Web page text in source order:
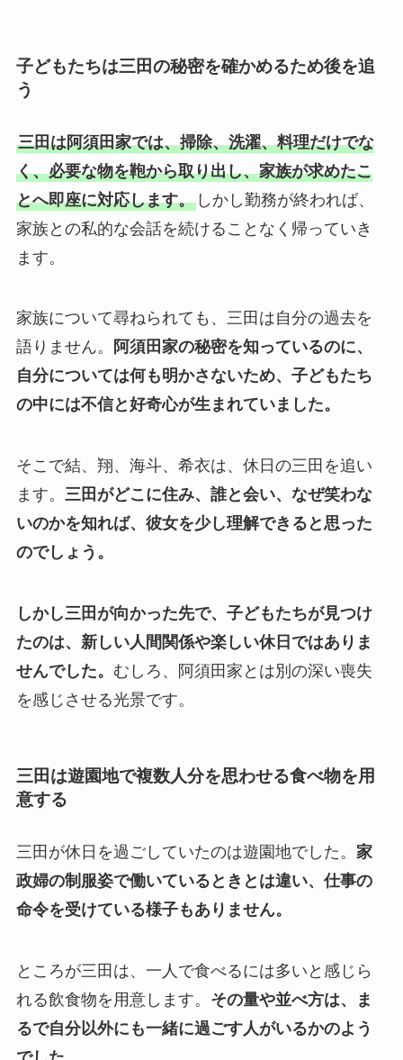
子どもたちは三田の秘密を確かめるため後を追
う
三田は阿須田家では、掃除、洗濯、料理だけでな
く、必要な物を鞄から取り出し、家族が求めたこ
とへ即座に対応します。しかし勤務が終われば、
家族との私的な会話を続けることなく帰っていき
ます。
家族について尋ねられても、三田は自分の過去を
語りません。
阿須田家の秘密を知っているのに、
自分については何も明かさないため、子どもたち
の中には不信と好奇心が生まれていました。
そこで結、翔、海斗、希衣は、休日の三田を追い
ます。 三田がどこに住み、誰と会い、なぜ笑わな
いのかを知れば、彼女を少し理解できると思った
のでしょう。
しかし三田が向かった先で、子どもたちが見つけ
たのは、新しい人間関係や楽しい休日ではありま
せんでした。 むしろ、阿須田家とは別の深い喪失
を感じさせる光景です。
三田は遊園地で複数人分を思わせる食べ物を用
意する
三田が休日を過ごしていたのは遊園地でした。 家
政婦の制服姿で働いているときとは違い、仕事の
命令を受けている様子もありません。
ところが三田は、一人で食べるには多いと感じら
れる飲食物を用意します。 その量や並べ方は、ま
るで自分以外にも一緒に過ごす人がいるかのよう